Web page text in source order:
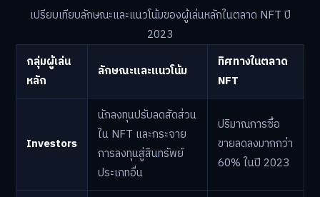
เปรียบเทียบลักษณะและแนวโน้มของผู้เล่นหลักในตลาด NFT ปี
2023
กลุ่มผู้เล่น
หลัก
ลักษณะและแนวโน้ม
ทิศทางในตลาด
NFT
Investors
นักลงทุนปรับลดสัดส่วน
ใน NFT และกระจาย
การลงทุนสู่สินทรัพย์
ประเภทอื่น
ปริมาณการซื้อ
ขายลดลงมากกว่า
60% ในปี 2023